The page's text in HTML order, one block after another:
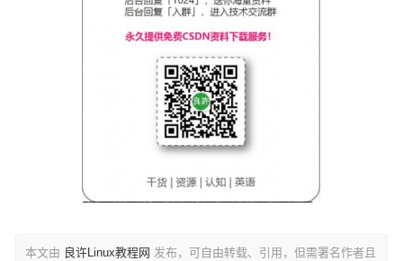
本文由 良许Linux教程网 发布，可自由转载、引用，但需署名作者且